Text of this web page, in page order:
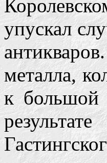
упускал
металла,
к большой